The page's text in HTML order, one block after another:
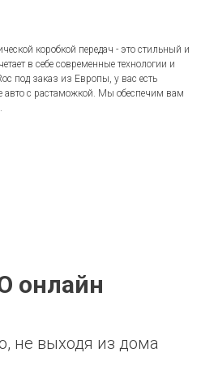
коробкой передач - это стильный и
в себе современные технологии и
под заказ из Европы, у вас есть
авто с растаможкой. Мы обеспечим вам
онлайн
не выходя из дома